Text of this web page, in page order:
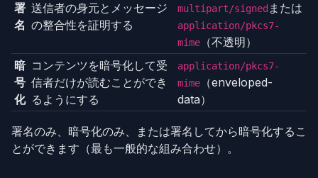
署
名
送信者の身元とメッセージ
の整合性を証明する
multipart/signed または
application/pkcs7-
mime
（不透明）
暗
号
化
コンテンツを暗号化して受
信者だけが読むことができ
るようにする
application/pkcs7-
mime
（enveloped-
data）
署名のみ、暗号化のみ、または署名してから暗号化するこ
とができます（最も一般的な組み合わせ）。